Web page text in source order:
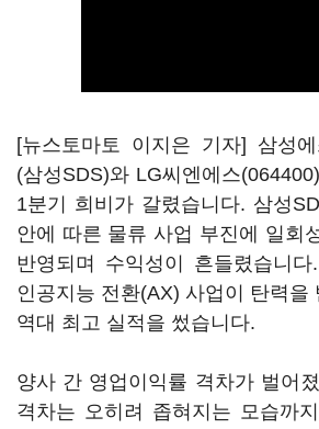
[뉴스토마토 이지은 기자] 삼성
(삼성SDS)와 LG씨엔에스(064400)
1분기 희비가 갈렸습니다. 삼성
안에 따른 물류 사업 부진에 일회
반영되며 수익성이 흔들렸습니
인공지능 전환(AX) 사업이 탄력을
역대 최고 실적을 썼습니다.
양사 간 영업이익률 격차가 벌어
격차는 오히려 좁혀지는 모습까